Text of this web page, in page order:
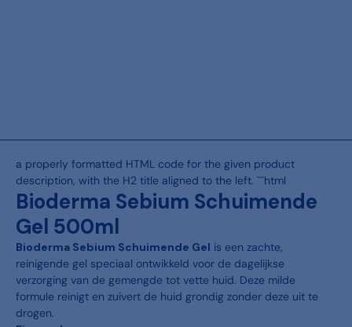
a properly formatted HTML code for the given product
description, with the H2 title aligned to the left. ```html
Bioderma Sebium Schuimende
Gel 500ml
Bioderma Sebium Schuimende Gel is een zachte,
reinigende gel speciaal ontwikkeld voor de dagelijkse
verzorging van de gemengde tot vette huid. Deze milde
formule reinigt en zuivert de huid grondig zonder deze uit te
drogen.